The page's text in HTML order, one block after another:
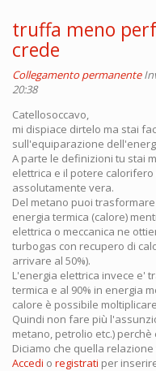
truffa meno
crede
Collegamento permanente
20:38
Catellosoccavo,
mi dispiace dirtelo ma stai
sull'equiparazione
A parte le definizioni tu stai
elettrica e il potere
assolutamente vera.
Del metano puoi
energia termica (calore)
elettrica o meccanica ne
turbogas con recupero di
arrivare al 50%).
L'energia elettrica invece e'
termica e al 90% in energia
calore è possibile
Quindi non fare più
metano, petrolio etc.)
Diciamo che quella
Accedi o registrati per